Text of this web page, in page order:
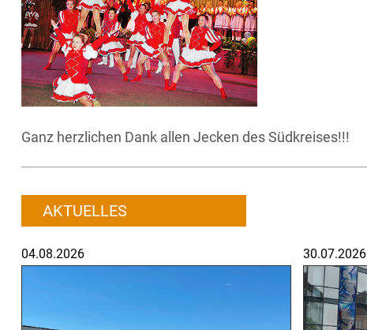
Ganz herzlichen Dank allen Jecken des Südkreises!!!
AKTUELLES
04.08.2026 30.07.2026